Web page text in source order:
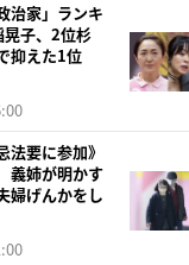
治家」ランキ
子、2位杉
抑えた1位
法要に参加》
姉が明かす
婦げんかをし